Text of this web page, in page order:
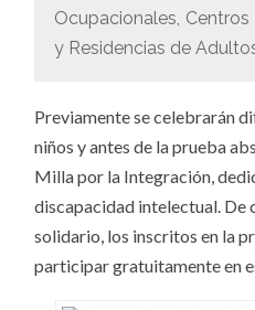
Ocupacionales,
y Residencias de
Previamente se celebrarán
niños y antes de la prueba
Milla por la Integración,
discapacidad intelectual.
solidario, los inscritos en la
participar gratuitamente en